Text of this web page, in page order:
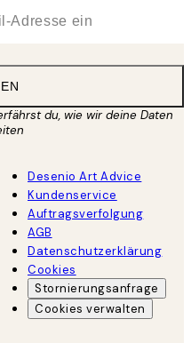
du, wie wir deine Daten
Desenio Art Advice
Kundenservice
Auftragsverfolgung
AGB
Datenschutzerklärung
Cookies
Stornierungsanfrage
Cookies verwalten